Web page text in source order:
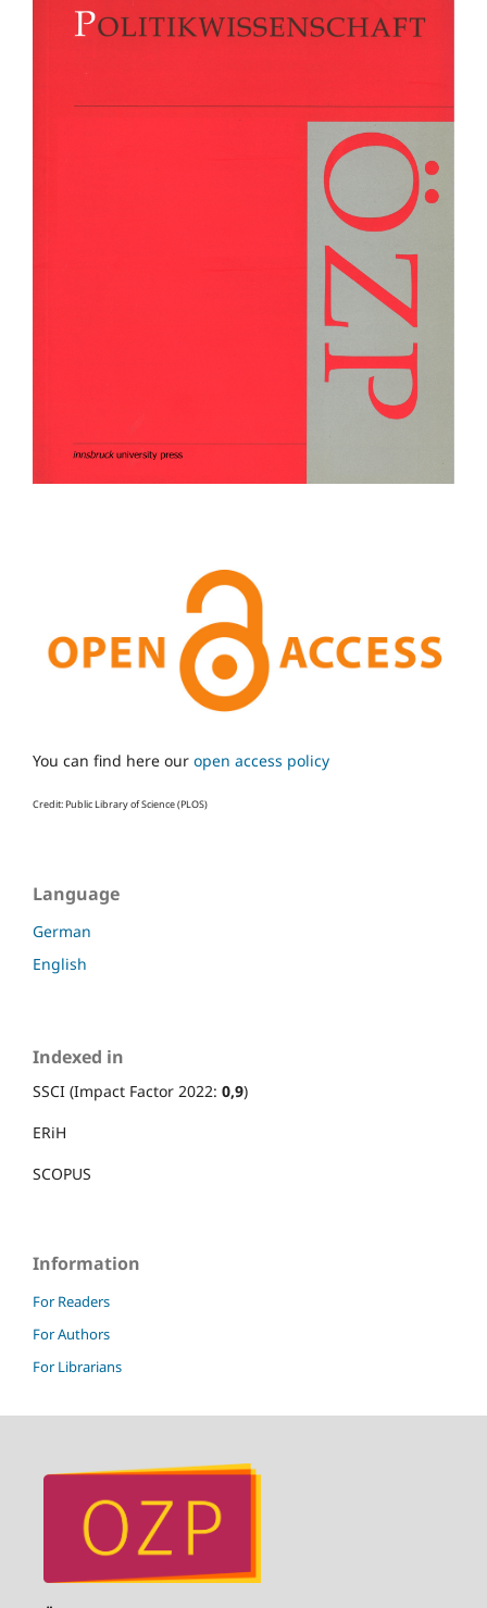
You can find here our open access policy
Credit: Public Library of Science (PLOS)
Language
German
English
Indexed in
SSCI (Impact Factor 2022: 0,9)
ERiH
SCOPUS
Information
For Readers
For Authors
For Librarians